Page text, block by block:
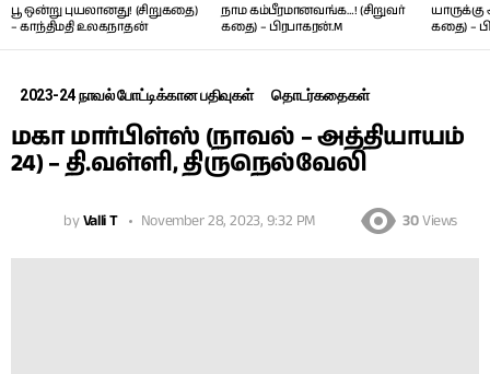
பூ ஒன்று புயலானது! (சிறுகதை)
– காந்திமதி உலகநாதன்
நாம கம்பீரமானவங்க…! (சிறுவர்
கதை) – பிரபாகரன்.M
யாருக்கு
கதை) –
2023-24 நாவல் போட்டிக்கான பதிவுகள் தொடர்கதைகள்
மகா மார்பிள்ஸ் (நாவல் – அத்தியாயம்
24) – தி.வள்ளி, திருநெல்வேலி
byValli T November 28, 2023, 9:32 PM 30 Views